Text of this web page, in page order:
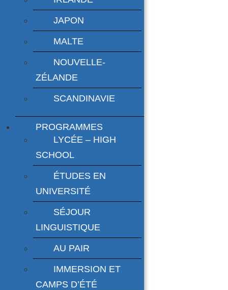
JAPON
MALTE
NOUVELLE-
ZÉLANDE
SCANDINAVIE
PROGRAMMES
LYCÉE – HIGH
SCHOOL
ÉTUDES EN
UNIVERSITÉ
SÉJOUR
LINGUISTIQUE
AU PAIR
IMMERSION ET
CAMPS D’ÉTÉ